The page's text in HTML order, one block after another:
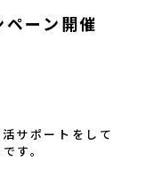
ーン開催
サポートをして
す。